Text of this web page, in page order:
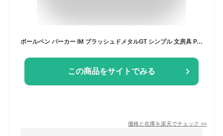
ボールペン パーカー IM ブラッシュドメタルGT シンプル 文房具 PARKER ブランド 高級 かっこいい サテンシルバー ゴールド おしゃれ メンズ レディース お祝い ギフト プレゼント
この商品をサイトでみる
価格と在庫を楽天でチェック >>